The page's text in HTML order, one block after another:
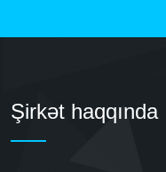
Şirkət haqqında